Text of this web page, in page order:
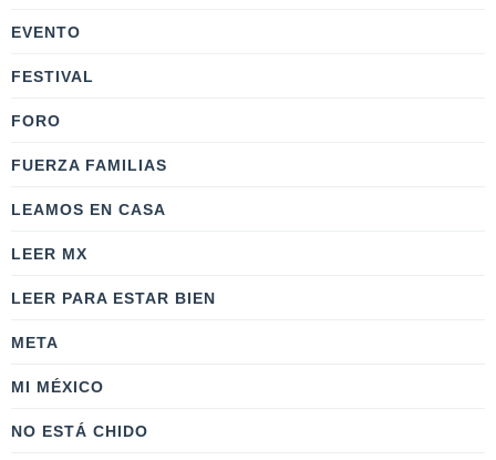
EVENTO
FESTIVAL
FORO
FUERZA FAMILIAS
LEAMOS EN CASA
LEER MX
LEER PARA ESTAR BIEN
META
MI MÉXICO
NO ESTÁ CHIDO